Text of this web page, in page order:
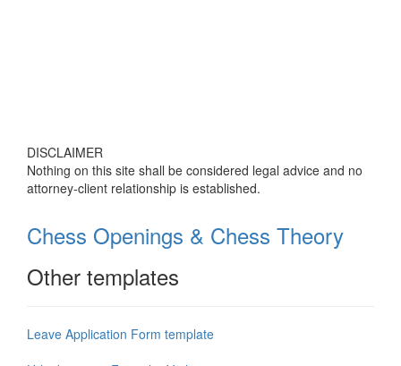
DISCLAIMER
Nothing on this site shall be considered legal advice and no
attorney-client relationship is established.
Chess Openings & Chess Theory
Other templates
Leave Application Form template